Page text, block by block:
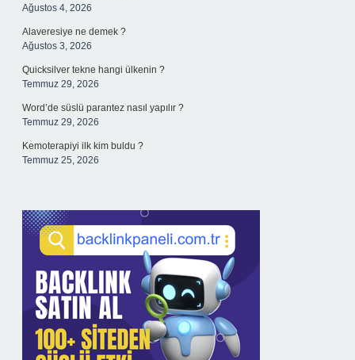
Ağustos 4, 2026
Alaveresiye ne demek ?
Ağustos 3, 2026
Quicksilver tekne hangi ülkenin ?
Temmuz 29, 2026
Word’de süslü parantez nasıl yapılır ?
Temmuz 29, 2026
Kemoterapiyi ilk kim buldu ?
Temmuz 25, 2026